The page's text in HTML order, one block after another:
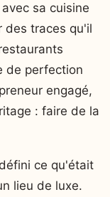
sa cuisine
des traces qu'il
de perfection
engagé,
: faire de la
ce qu'était
lieu de luxe.